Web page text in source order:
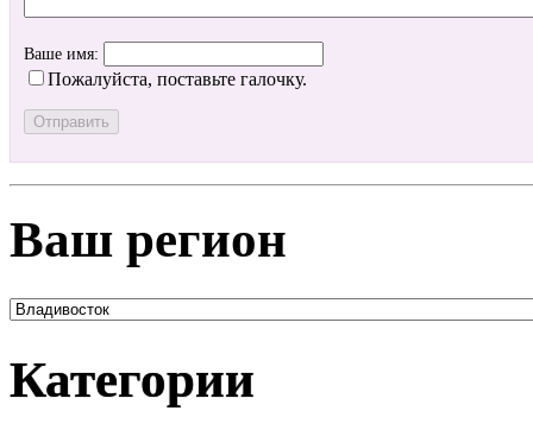
Ваше имя:
Пожалуйста, поставьте галочку.
Ваш регион
Категории